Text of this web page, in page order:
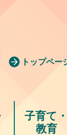
トップペー
子育て・
教育